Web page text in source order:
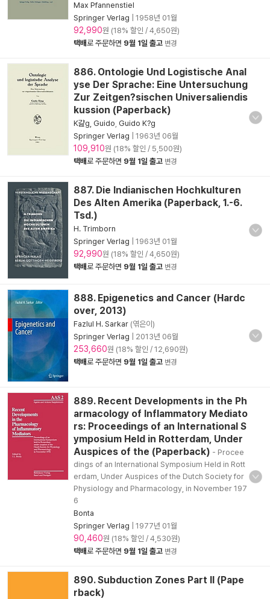
Max Pfannenstiel
Springer Verlag
1958년 01월
92,990원 (18% 할인 / 4,650원)
택배로 주문하면 9월 1일 출고 변경
886. Ontologie Und Logistische Anal
yse Der Sprache: Eine Untersuchung
Zur Zeitgen?sischen Universaliendis
kussion (Paperback)
K걆g, Guido Guido K?g
Springer Verlag
1963년 06월
109,910원 (18% 할인 / 5,500원)
택배로 주문하면 9월 1일 출고 변경
887. Die Indianischen Hochkulturen
Des Alten Amerika (Paperback, 1.-6.
Tsd.)
H. Trimborn
Springer Verlag
1963년 01월
92,990원 (18% 할인 / 4,650원)
택배로 주문하면 9월 1일 출고 변경
888. Epigenetics and Cancer (Hardc
over, 2013)
Fazlul H. Sarkar (엮은이)
Springer Verlag
2013년 06월
253,660원 (18% 할인 / 12,690원)
택배로 주문하면 9월 1일 출고 변경
889. Recent Developments in the Ph
armacology of Inflammatory Mediato
rs: Proceedings of an International S
ymposium Held in Rotterdam, Under
Auspices of the (Paperback) - Procee
dings of an International Symposium Held in Rott
erdam, Under Auspices of the Dutch Society for
Physiology and Pharmacology, in November 197
6
Bonta
Springer Verlag
1977년 01월
90,460원 (18% 할인 / 4,530원)
택배로 주문하면 9월 1일 출고 변경
890. Subduction Zones Part II (Pape
rback)